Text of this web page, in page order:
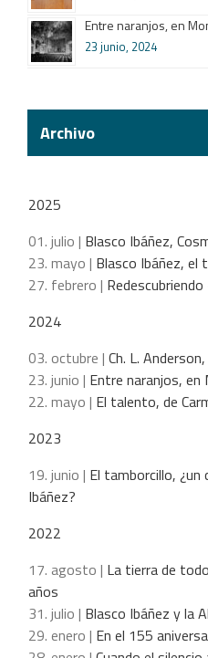
Entre naranjos, en
23 junio, 2024
Archivo
2025
01. julio | Blasco Ibáñez,
23. mayo | Blasco Ibáñez,
27. febrero |
2024
03. octubre | Ch. L.
23. junio | Entre naranjos, en
22. mayo | El talento, de
2023
19. junio | El tamborcillo,
Ibáñez?
2022
17. agosto | La tierra de
años
31. julio | Blasco Ibáñez y la
29. enero | En el 155